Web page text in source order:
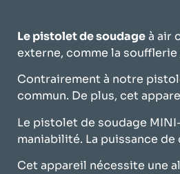
Le pistolet de soudageà air
externe, comme la soufflerie
Contrairement à notre
commun. De plus, cet
Le pistolet de soudage
maniabilité. La puissance
Cet appareil nécessite une